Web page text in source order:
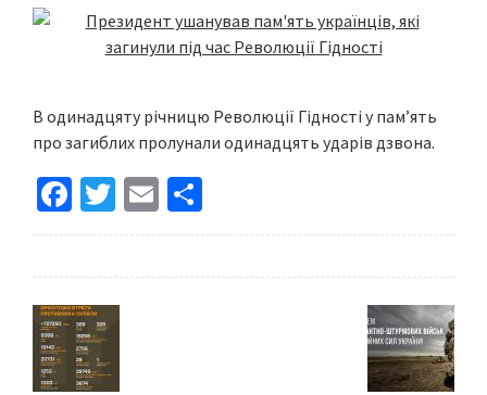
В одинадцяту річницю Революції Гідності у памʼять
про загиблих пролунали одинадцять ударів дзвона.
Fa
ce
o
o
k
T
wi
er
E
m h